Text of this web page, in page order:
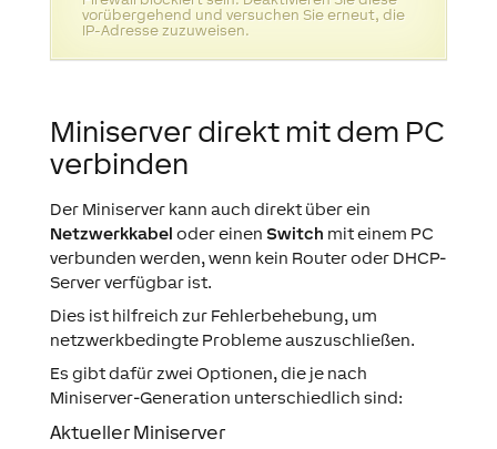
vorübergehend und versuchen Sie erneut, die
IP-Adresse zuzuweisen.
Miniserver direkt mit dem PC
verbinden
Der Miniserver kann auch direkt über ein
Netzwerkkabel oder einen Switch mit einem PC
verbunden werden, wenn kein Router oder DHCP-
Server verfügbar ist.
Dies ist hilfreich zur Fehlerbehebung, um
netzwerkbedingte Probleme auszuschließen.
Es gibt dafür zwei Optionen, die je nach
Miniserver-Generation unterschiedlich sind:
Aktueller Miniserver